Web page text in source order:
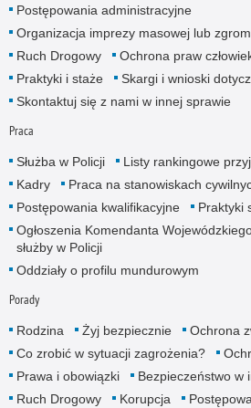
Postępowania administracyjne
Organizacja imprezy masowej lub
Ruch Drogowy
Ochrona praw
Praktyki i staże
Skargi i wnioski
Skontaktuj się z nami w innej sprawie
Praca
Służba w Policji
Listy rankingowe
Kadry
Praca na stanowiskach
Postępowania kwalifikacyjne
Praktyki
Ogłoszenia Komendanta
służby w Policji
Oddziały o profilu mundurowym
Porady
Rodzina Żyj bezpiecznie
Ochrona
Co zrobić w sytuacji zagrożenia?
Prawa i obowiązki
Bezpieczeństwo w
Ruch Drogowy
Korupcja